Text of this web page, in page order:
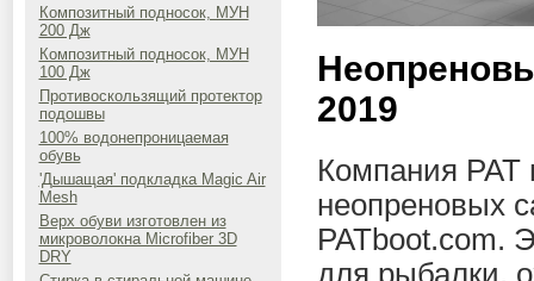
Композитный подносок, МУН
200 Дж
Композитный подносок, МУН
100 Дж
Противоскользящий протектор
подошвы
100% водонепроницаемая
обувь
'Дышащая' подкладка Magic Air
Mesh
Верх обуви изготовлен из
микроволокна Microfiber 3D
DRY
2019
Компания РАТ
неопреновых
PATboot.com.
для рыбалки,